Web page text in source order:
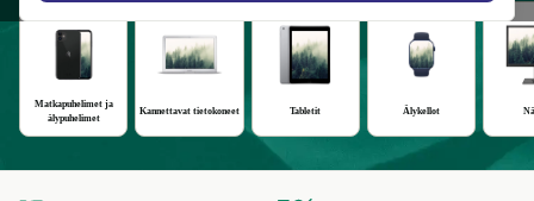
Matkapuhelimet ja
älypuhelimet
Kannettavat tietokoneet Tabletit Älykellot